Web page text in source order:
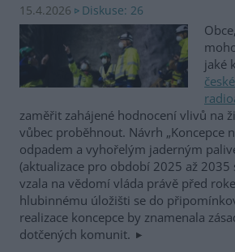
15.4.2026 Diskuse: 26
jaké
zaměřit zahájené hodnocení vlivů na
vůbec proběhnout. Návrh „Koncepce
odpadem a vyhořelým jaderným
(aktualizace pro období 2025 až 2035
vzala na vědomí vláda právě před
hlubinnému úložišti se do
realizace koncepce by znamenala
dotčených komunit.